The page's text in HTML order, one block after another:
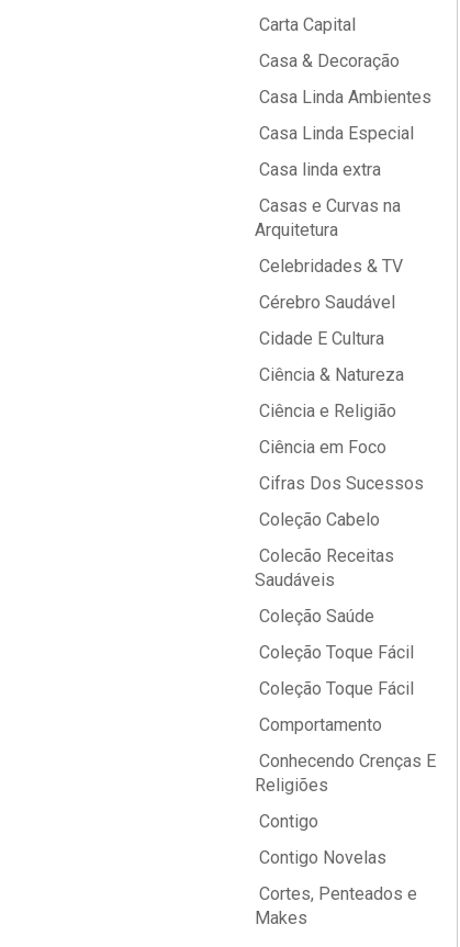
Carta Capital
Casa & Decoração
Casa Linda Ambientes
Casa Linda Especial
Casa linda extra
Casas e Curvas na
Arquitetura
Celebridades & TV
Cérebro Saudável
Cidade E Cultura
Ciência & Natureza
Ciência e Religião
Ciência em Foco
Cifras Dos Sucessos
Coleção Cabelo
Colecão Receitas
Saudáveis
Coleção Saúde
Coleção Toque Fácil
Coleção Toque Fácil
Comportamento
Conhecendo Crenças E
Religiões
Contigo
Contigo Novelas
Cortes, Penteados e
Makes